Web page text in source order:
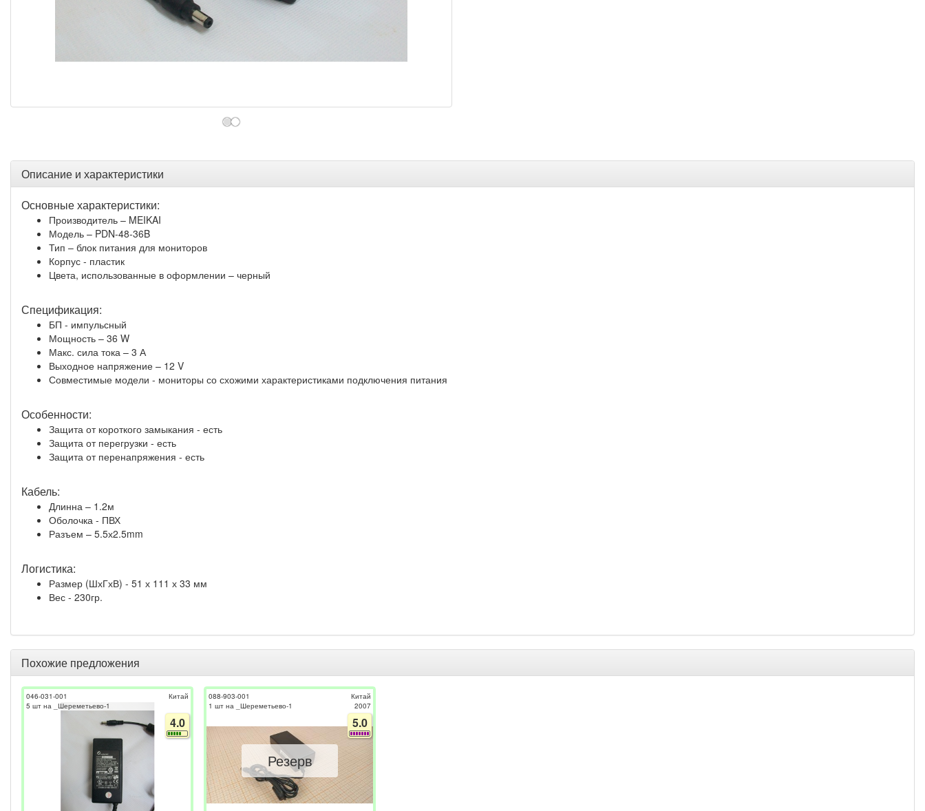
Описание и характеристики
Основные характеристики:
Производитель – MEIKAI
Модель – PDN-48-36B
Тип – блок питания для мониторов
Корпус - пластик
Цвета, использованные в оформлении – черный
Спецификация:
БП - импульсный
Мощность – 36 W
Макс. сила тока – 3 А
Выходное напряжение – 12 V
Совместимые модели - мониторы со схожими характеристиками подключения питания
Особенности:
Защита от короткого замыкания - есть
Защита от перегрузки - есть
Защита от перенапряжения - есть
Кабель:
Длинна – 1.2м
Оболочка - ПВХ
Разъем – 5.5х2.5mm
Логистика:
Размер (ШхГхВ) - 51 х 111 х 33 мм
Вес - 230гр.
Похожие предложения
046-031-001
5 шт на _Шереметьево-1
Китай
4.0
Резерв
088-903-001
1 шт на _Шереметьево-1
Китай
2007
5.0